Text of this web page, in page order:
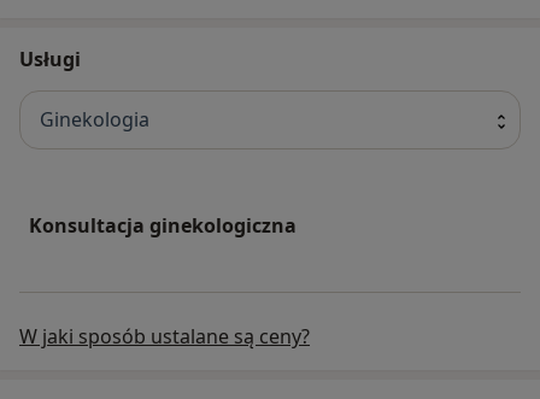
Usługi
Ginekologia
Konsultacja ginekologiczna
W jaki sposób ustalane są ceny?